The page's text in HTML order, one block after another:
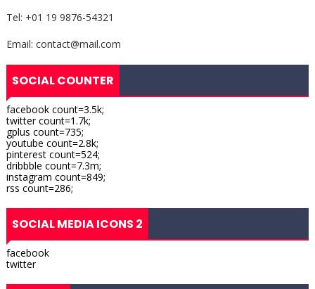
Tel: +01 19 9876-54321
Email: contact@mail.com
SOCIAL COUNTER
facebook count=3.5k;
twitter count=1.7k;
gplus count=735;
youtube count=2.8k;
pinterest count=524;
dribbble count=7.3m;
instagram count=849;
rss count=286;
SOCIAL MEDIA ICONS 2
facebook
twitter